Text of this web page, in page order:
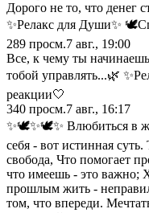
Дорого не то, что денег
✨Релакс для Души✨
289 просм.7 авг., 19:00
Все, к чему ты
тобой управлять...🌿
реакции🤍
340 просм.7 авг., 16:17
✨🕊️✨🕊️✨ Влюбиться в
себя - вот истинная
свобода, Что помогает
что имеешь - это важно;
прошлым жить -
том, что впереди.